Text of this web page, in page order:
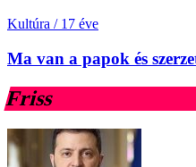
Kultúra / 17 éve
Ma van a papok és
Friss